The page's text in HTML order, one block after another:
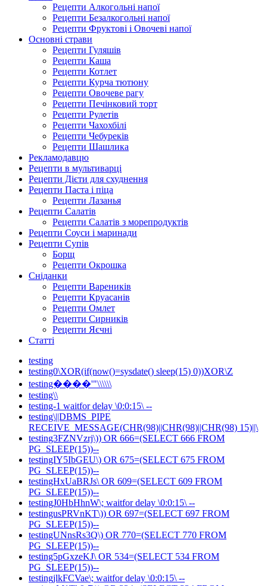
Рецепти Алкогольні напої
Рецепти Безалкогольні напої
Рецепти Фруктові і Овочеві напої
Основні страви
Рецепти Гуляшів
Рецепти Каша
Рецепти Котлет
Рецепти Курча тютюну
Рецепти Овочеве рагу
Рецепти Печінковий торт
Рецепти Рулетів
Рецепти Чахохбілі
Рецепти Чебуреків
Рецепти Шашлика
Рекламодавцю
Рецепти в мультиварці
Рецепти Дієти для схуднення
Рецепти Паста і піца
Рецепти Лазанья
Рецепти Салатів
Рецепти Салатів з морепродуктів
Рецепти Соуси і маринади
Рецепти Супів
Борщ
Рецепти Окрошка
Сніданки
Рецепти Вареників
Рецепти Круасанів
Рецепти Омлет
Рецепти Сирників
Рецепти Яєчні
Статті
testing
testing0\XOR(if(now()=sysdate() sleep(15) 0))XOR\Z
testing����'"\\\\\\
testing\\
testing-1 waitfor delay \0:0:15\ --
testing\||DBMS_PIPE
RECEIVE_MESSAGE(CHR(98)||CHR(98)||CHR(98) 15)||\
testing3FZNVzrj\)) OR 666=(SELECT 666 FROM
PG_SLEEP(15))--
testingIY5IbGEU\) OR 675=(SELECT 675 FROM
PG_SLEEP(15))--
testingHxUaBRJs\ OR 609=(SELECT 609 FROM
PG_SLEEP(15))--
testingJ0HbHhnW\; waitfor delay \0:0:15\ --
testingusPRVnKT\)) OR 697=(SELECT 697 FROM
PG_SLEEP(15))--
testingUNnsRs3Q\) OR 770=(SELECT 770 FROM
PG_SLEEP(15))--
testing5pGxzeKJ\ OR 534=(SELECT 534 FROM
PG_SLEEP(15))--
testingjlkFCVae\; waitfor delay \0:0:15\ --